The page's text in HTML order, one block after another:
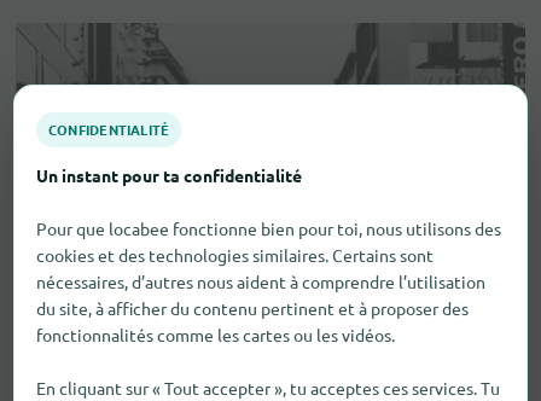
CONFIDENTIALITÉ
Un instant pour ta confidentialité
Pour que locabee fonctionne bien pour toi, nous utilisons des
cookies et des technologies similaires. Certains sont
nécessaires, d’autres nous aident à comprendre l’utilisation
du site, à afficher du contenu pertinent et à proposer des
fonctionnalités comme les cartes ou les vidéos.
En cliquant sur « Tout accepter », tu acceptes ces services. Tu